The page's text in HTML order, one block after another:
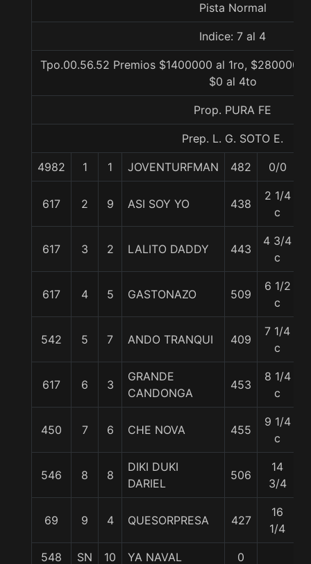
Pista Normal
Indice: 7 al 4
Tpo.00.56.52 Premios $1400000 al 1ro, $280000
$0 al 4to
Prop. PURA FE
Prep. L. G. SOTO E.
4982 1 1 JOVENTURFMAN 482 0/0
617 2 9 ASI SOY YO 438
2 1/4
c
617 3 2 LALITO DADDY 443
4 3/4
c
617 4 5 GASTONAZO 509
6 1/2
c
542 5 7 ANDO TRANQUI 409
7 1/4
c
617 6 3
GRANDE
CANDONGA
453
8 1/4
c
450 7 6 CHE NOVA 455
9 1/4
c
546 8 8
DIKI DUKI
DARIEL
506
14
3/4
69 9 4 QUESORPRESA 427
16
1/4
548 SN 10 YA NAVAL 0